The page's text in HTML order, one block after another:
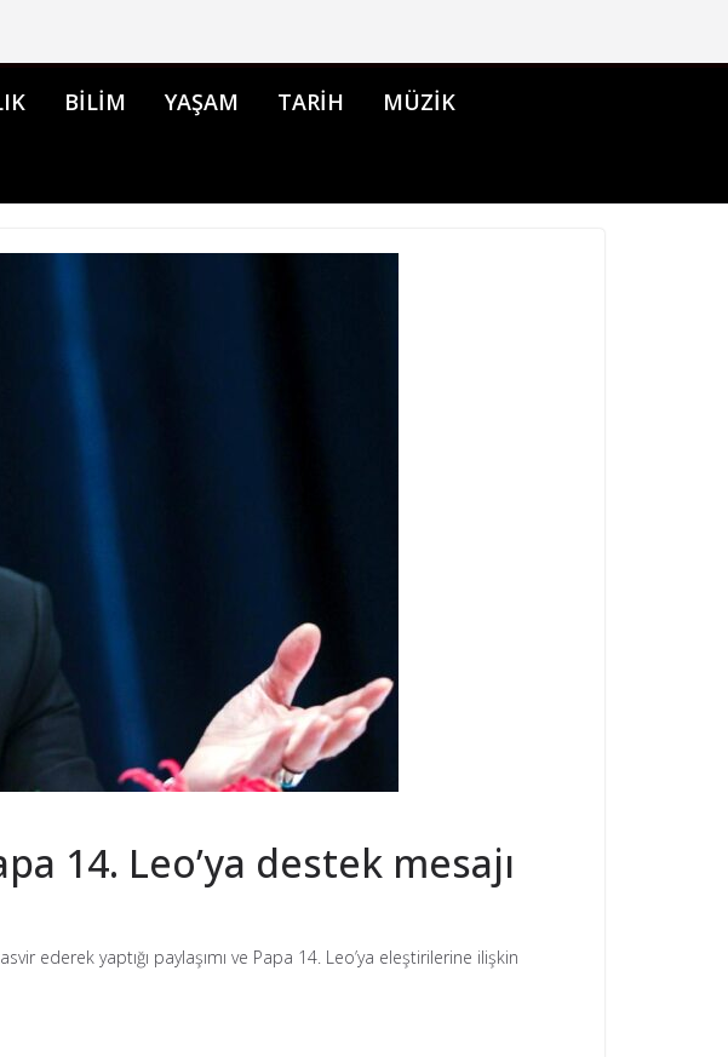
BİLİM YAŞAM TARİH MÜZİK
14. Leo’ya destek mesajı
ederek yaptığı paylaşımı ve Papa 14. Leo’ya eleştirilerine ilişkin